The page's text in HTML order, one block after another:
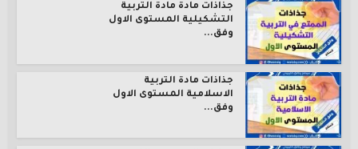
جذاذات مادة مادة التربية
التشكيلية المستوى الاول
وفق...
جذاذات مادة التربية
الاسلامية المستوى الاول
وفق...